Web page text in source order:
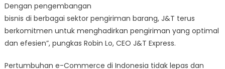
Dengan pengembangan
bisnis di berbagai sektor pengiriman barang, J&T terus
berkomitmen untuk menghadirkan pengiriman yang optimal
dan efesien”, pungkas Robin Lo, CEO J&T Express.
Pertumbuhan e-Commerce di Indonesia tidak lepas dan